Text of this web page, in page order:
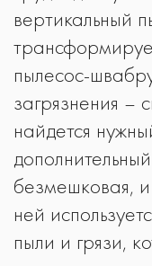
вертикальный
пылесос-
загрязнения –
найдется
безмешковая,
ней
пыли и грязи,